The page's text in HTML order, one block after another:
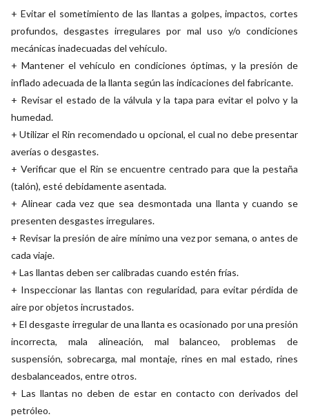
+ Evitar el sometimiento de las llantas a golpes, impactos, cortes
profundos, desgastes irregulares por mal uso y/o condiciones
mecánicas inadecuadas del vehículo.
+ Mantener el vehículo en condiciones óptimas, y la presión de
inflado adecuada de la llanta según las indicaciones del fabricante.
+ Revisar el estado de la válvula y la tapa para evitar el polvo y la
humedad.
+ Utilizar el Rin recomendado u opcional, el cual no debe presentar
averías o desgastes.
+ Verificar que el Rin se encuentre centrado para que la pestaña
(talón), esté debidamente asentada.
+ Alinear cada vez que sea desmontada una llanta y cuando se
presenten desgastes irregulares.
+ Revisar la presión de aire mínimo una vez por semana, o antes de
cada viaje.
+ Las llantas deben ser calibradas cuando estén frías.
+ Inspeccionar las llantas con regularidad, para evitar pérdida de
aire por objetos incrustados.
+ El desgaste irregular de una llanta es ocasionado por una presión
incorrecta, mala alineación, mal balanceo, problemas de
suspensión, sobrecarga, mal montaje, rines en mal estado, rines
desbalanceados, entre otros.
+ Las llantas no deben de estar en contacto con derivados del
petróleo.